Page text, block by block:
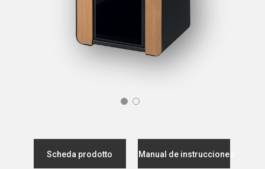
Scheda prodotto Manual de instrucciones